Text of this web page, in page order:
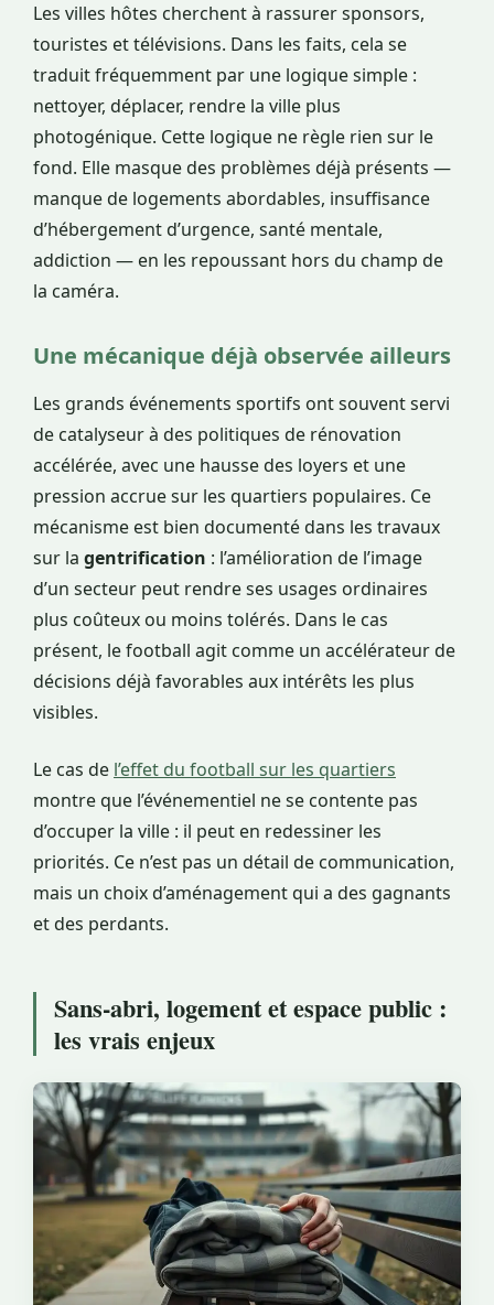
Les villes hôtes cherchent à rassurer sponsors,
touristes et télévisions. Dans les faits, cela se
traduit fréquemment par une logique simple :
nettoyer, déplacer, rendre la ville plus
photogénique. Cette logique ne règle rien sur le
fond. Elle masque des problèmes déjà présents —
manque de logements abordables, insuffisance
d’hébergement d’urgence, santé mentale,
addiction — en les repoussant hors du champ de
la caméra.
Une mécanique déjà observée ailleurs
Les grands événements sportifs ont souvent servi
de catalyseur à des politiques de rénovation
accélérée, avec une hausse des loyers et une
pression accrue sur les quartiers populaires. Ce
mécanisme est bien documenté dans les travaux
sur la gentrification : l’amélioration de l’image
d’un secteur peut rendre ses usages ordinaires
plus coûteux ou moins tolérés. Dans le cas
présent, le football agit comme un accélérateur de
décisions déjà favorables aux intérêts les plus
visibles.
Le cas de l’effet du football sur les quartiers
montre que l’événementiel ne se contente pas
d’occuper la ville : il peut en redessiner les
priorités. Ce n’est pas un détail de communication,
mais un choix d’aménagement qui a des gagnants
et des perdants.
Sans-abri, logement et espace public :
les vrais enjeux